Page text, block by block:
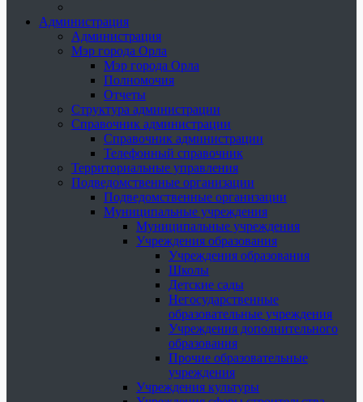
Администрация
Администрация
Мэр города Орла
Мэр города Орла
Полномочия
Отчеты
Структура администрации
Справочник администрации
Справочник администрации
Телефонный справочник
Территориальные управления
Подведомственные организации
Подведомственные организации
Муниципальные учреждения
Муниципальные учреждения
Учреждения образования
Учреждения образования
Школы
Детские сады
Негосударственные
образовательные учреждения
Учреждения дополнительного
образования
Прочие образовательные
учреждения
Учреждения культуры